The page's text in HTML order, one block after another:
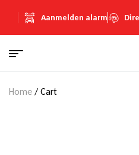
Aanmelden alarm
Home / Cart